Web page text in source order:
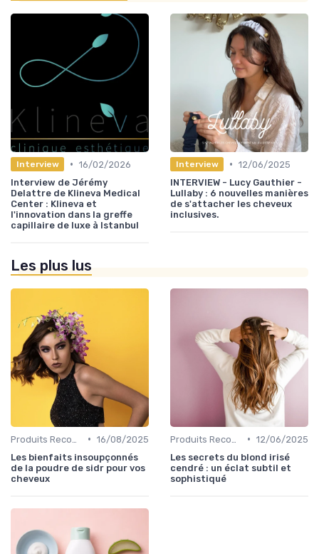
Interview • 16/02/2026
Interview de Jérémy
Delattre de Klineva Medical
Center : Klineva et
l'innovation dans la greffe
capillaire de luxe à Istanbul
Interview • 12/06/2025
INTERVIEW - Lucy Gauthier -
Lullaby : 6 nouvelles manières
de s'attacher les cheveux
inclusives.
Les plus lus
• 16/08/2025
Les bienfaits insoupçonnés
de la poudre de sidr pour vos
cheveux
• 12/06/2025
Les secrets du blond irisé
cendré : un éclat subtil et
sophistiqué